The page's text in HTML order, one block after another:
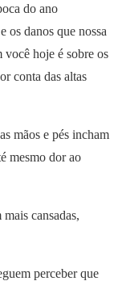
do ano
e os danos que nossa
você hoje é sobre os
conta das altas
mãos e pés incham
mesmo dor ao
cansadas,
perceber que